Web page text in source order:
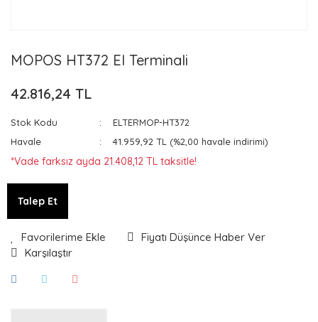
MOPOS HT372 El Terminali
42.816,24 TL
Stok Kodu
ELTERMOP-HT372
Havale
41.959,92 TL (%2,00 havale indirimi)
*Vade farksız ayda 21.408,12 TL taksitle!
Talep Et
Fiyatı Düşünce Haber Ver
Karşılaştır